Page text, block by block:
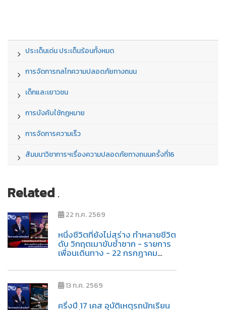
ประเด็นเด่น ประเด็นร้อนทั้งหมด
การจัดการกลไกความปลอดภัยทางถนน
เด็กและเยาวชน
การบังคับใช้กฎหมาย
การจัดการความเร็ว
สัมมนาวิชาการฯเรื่องความปลอดภัยทางถนนครั้งที่16
Related.
22 ก.ค. 2569
หนึ่งชีวิตที่ยังไม่สร่าง ทำหลายชีวิต
ดับ วิกฤตเมาขับซ้ำซาก - รายการ
เพื่อนเดินทาง - 22 กรกฏาคม
13 ก.ค. 2569
ครึ่งปี 17 เคส อุบัติเหตุรถนักเรียน